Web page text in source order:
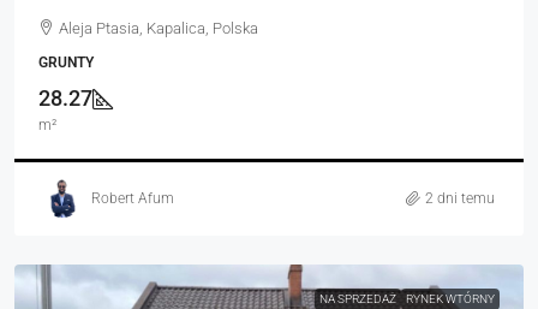
Aleja Ptasia, Kapalica, Polska
GRUNTY
28.27
m²
Robert Afum 2 dni temu
NA SPRZEDAŻ RYNEK WTÓRNY